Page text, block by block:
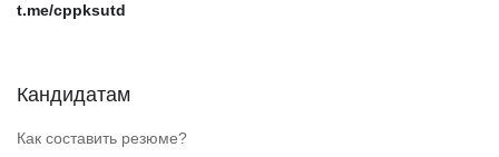
t.me/cppksutd
Кандидатам
Как составить резюме?